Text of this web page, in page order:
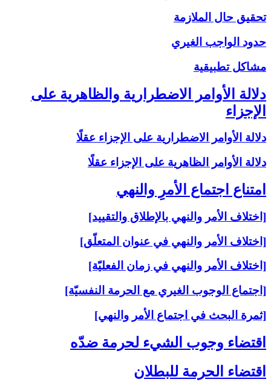
تحقيق حال الملازمة
حدود الواجب الغيري
مشاكل تطبيقية
دلالة الأوامر الاضطرارية والظاهرية على
الإجزاء
دلالة الأوامر الاضطرارية على الإجزاء عقلًا
دلالة الأوامر الظاهرية على الإجزاء عقلًا
امتناع اجتماع الأمرِ والنهي‏
[اختلاف الأمر والنهي بالإطلاق والتقييد]
[اختلاف الأمر والنهي في عنوان المتعلّق]
[اختلاف الأمر والنهي في زمان الفعليّة]
[اجتماع الوجوب الغيري مع الحرمة النفسيّة]
[ثمرة البحث في اجتماع الأمر والنهي]
اقتضاء وجوب الشي‏ء لحرمة ضدّه‏
اقتضاء الحرمة للبطلان‏